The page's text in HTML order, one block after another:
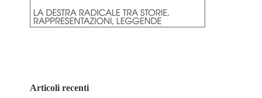
Articoli recenti